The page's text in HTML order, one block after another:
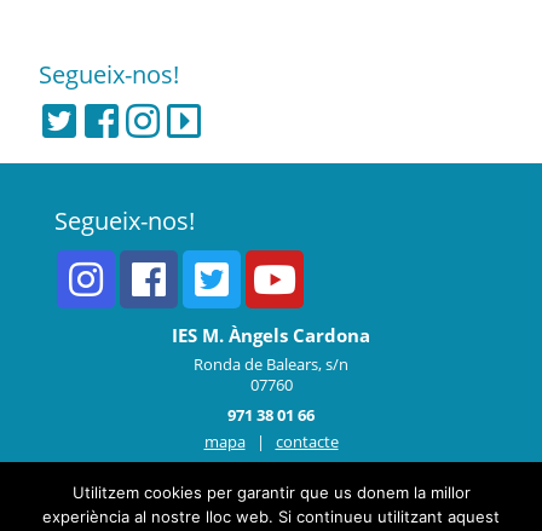
Segueix-nos!
Segueix-nos!
IES M. Àngels Cardona
Ronda de Balears, s/n
07760
971 38 01 66
mapa
| contacte
Utilitzem cookies per garantir que us donem la millor
experiència al nostre lloc web. Si continueu utilitzant aquest